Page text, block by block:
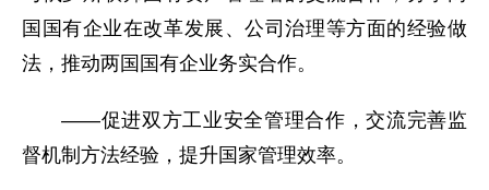
国国有企业在改革发展、公司治理等方面的经验做
法，推动两国国有企业务实合作。
——促进双方工业安全管理合作，交流完善监
督机制方法经验，提升国家管理效率。